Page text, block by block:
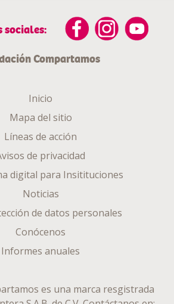
sociales:
Compartamos
Inicio
Mapa del sitio
Líneas de acción
de privacidad
digital para Insitituciones
Noticias
de datos personales
Conócenos
Informes anuales
es una marca resgistrada